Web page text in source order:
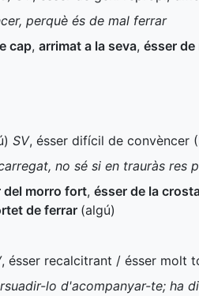
perquè és de mal ferrar
cap, arrimat a la seva, ésser de
SV, ésser difícil de convèncer (
no sé si en trauràs res
del morro fort, ésser de la
de ferrar (algú)
, ésser recalcitrant / ésser molt
lo d'acompanyar-te; ha